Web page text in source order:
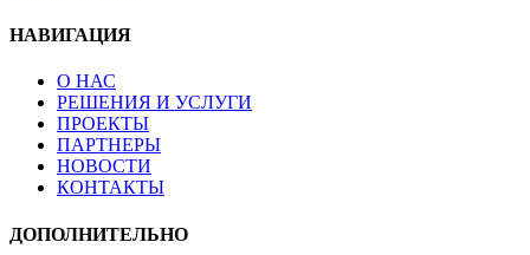
НАВИГАЦИЯ
О НАС
РЕШЕНИЯ И УСЛУГИ
ПРОЕКТЫ
ПАРТНЕРЫ
НОВОСТИ
КОНТАКТЫ
ДОПОЛНИТЕЛЬНО